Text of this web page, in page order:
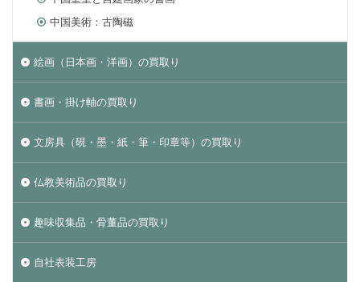
中国美術：古陶磁
絵画（日本画・洋画）の買取り
書画・掛け軸の買取り
文房具（硯・墨・紙・筆・印章等）の買取り
仏教美術品の買取り
趣味収集品・骨董品の買取り
自社表装工房